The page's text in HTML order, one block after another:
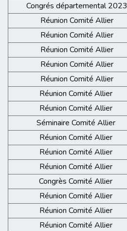
Congrés départemental 2023
Réunion Comité Allier
Réunion Comité Allier
Réunion Comité Allier
Réunion Comité Allier
Réunion Comité Allier
Réunion Comité Allier
Réunion Comité Allier
Séminaire Comité Allier
Réunion Comité Allier
Réunion Comité Allier
Réunion Comité Allier
Congrès Comité Allier
Réunion Comité Allier
Réunion Comité Allier
Réunion Comité Allier